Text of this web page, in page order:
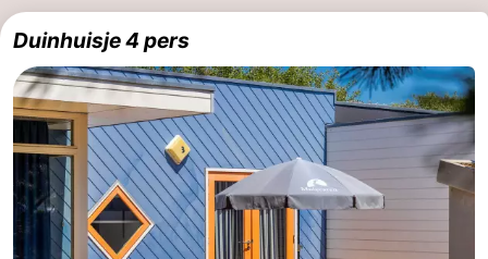
De
Noordduinen
-
Duinrell
Hotels
Lastminutes
Strand
Sehen
Duinhuisje 4 pers